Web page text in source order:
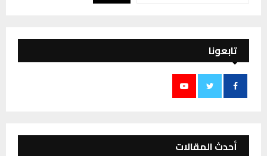
تابعونا
أحدث المقالات